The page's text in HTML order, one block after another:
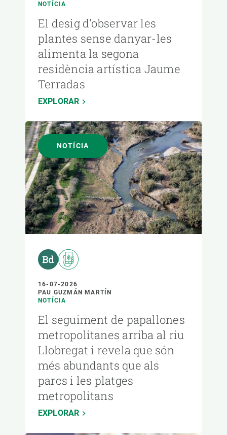
NOTÍCIA
El desig d'observar les
plantes sense danyar-les
alimenta la segona
residència artística Jaume
Terradas
EXPLORAR
NOTÍCIA
16-07-2026
PAU GUZMÁN MARTÍN
NOTÍCIA
El seguiment de papallones
metropolitanes arriba al riu
Llobregat i revela que són
més abundants que als
parcs i les platges
metropolitans
EXPLORAR